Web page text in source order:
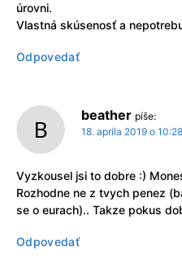
úrovni.
Vlastná skúsenosť a
Odpovedať
beather píše:
18. apríla 2019 o 10:28
Vyzkousel jsi to dobre :)
Rozhodne ne z tvych penez
se o eurach).. Takze pokus
Odpovedať